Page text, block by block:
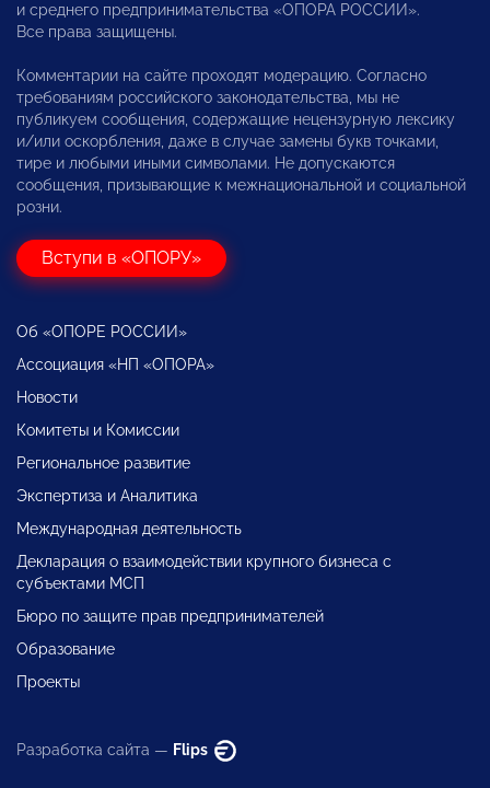
и среднего предпринимательства «ОПОРА РОССИИ».
Все права защищены.
Комментарии на сайте проходят модерацию. Согласно
требованиям российского законодательства, мы не
публикуем сообщения, содержащие нецензурную лексику
и/или оскорбления, даже в случае замены букв точками,
тире и любыми иными символами. Не допускаются
сообщения, призывающие к межнациональной и социальной
розни.
Вступи в «ОПОРУ»
Об «ОПОРЕ РОССИИ»
Ассоциация «НП «ОПОРА»
Новости
Комитеты и Комиссии
Региональное развитие
Экспертиза и Аналитика
Международная деятельность
Декларация о взаимодействии крупного бизнеса с
субъектами МСП
Бюро по защите прав предпринимателей
Образование
Проекты
Разработка сайта — Flips